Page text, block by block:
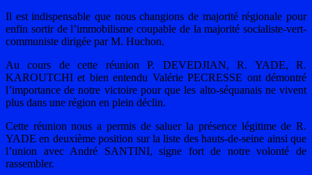
Il est indispensable que nous changions de majorité régionale pour
enfin sortir de l’immobilisme coupable de la majorité socialiste-vert-
communiste dirigée par M. Huchon.
Au cours de cette réunion P. DEVEDJIAN, R. YADE, R.
KAROUTCHI et bien entendu Valérie PECRESSE ont démontré
l’importance de notre victoire pour que les alto-séquanais ne vivent
plus dans une région en plein déclin.
Cette réunion nous a permis de saluer la présence légitime de R.
YADE en deuxième position sur la liste des hauts-de-seine ainsi que
l’union avec André SANTINI, signe fort de notre volonté de
rassembler.